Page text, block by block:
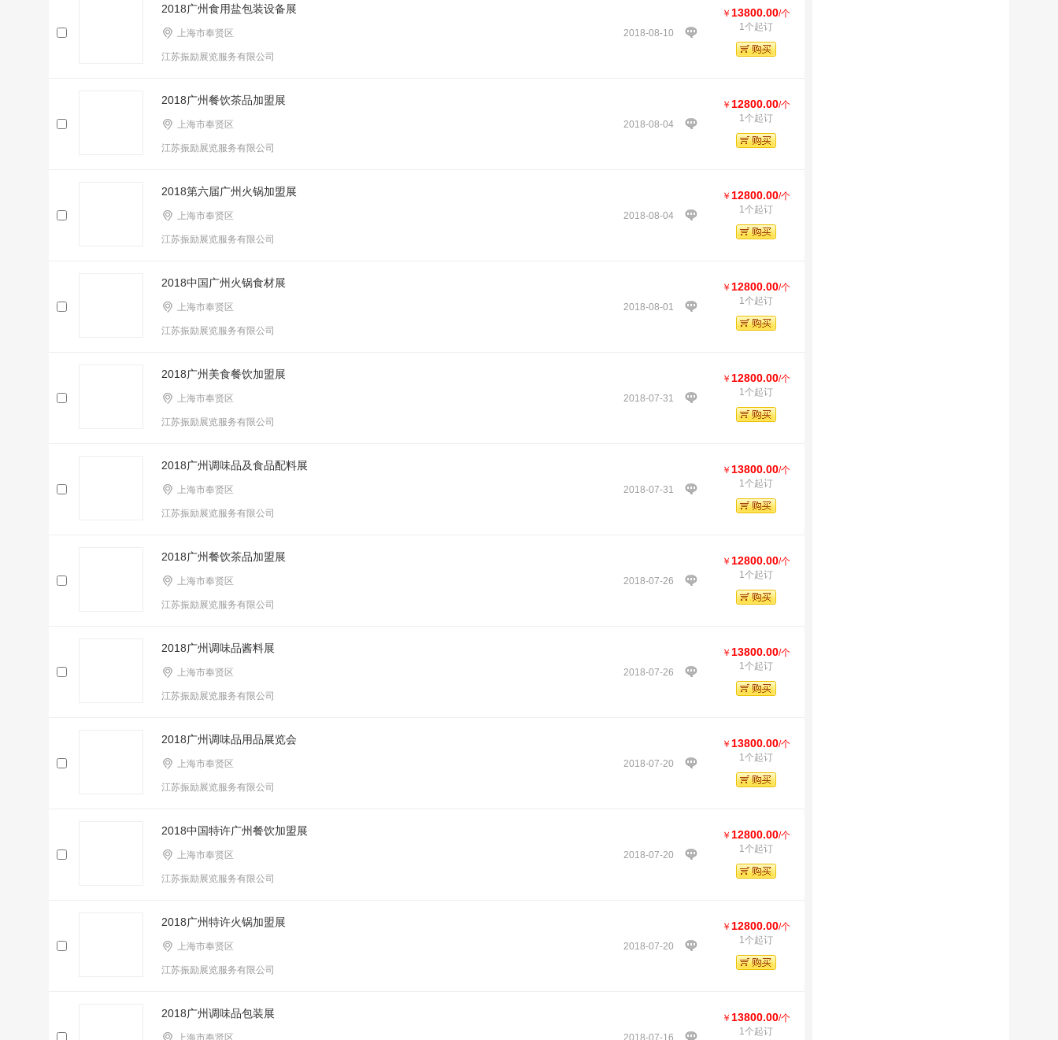
2018广州食用盐包装设备展
2018-08-10
上海市奉贤区
江苏振励展览服务有限公司
￥ 13800.00/个
1个起订
2018广州餐饮茶品加盟展
2018-08-04
上海市奉贤区
江苏振励展览服务有限公司
￥ 12800.00/个
1个起订
2018第六届广州火锅加盟展
2018-08-04
上海市奉贤区
江苏振励展览服务有限公司
￥ 12800.00/个
1个起订
2018中国广州火锅食材展
2018-08-01
上海市奉贤区
江苏振励展览服务有限公司
￥ 12800.00/个
1个起订
2018广州美食餐饮加盟展
2018-07-31
上海市奉贤区
江苏振励展览服务有限公司
￥ 12800.00/个
1个起订
2018广州调味品及食品配料展
2018-07-31
上海市奉贤区
江苏振励展览服务有限公司
￥ 13800.00/个
1个起订
2018广州餐饮茶品加盟展
2018-07-26
上海市奉贤区
江苏振励展览服务有限公司
￥ 12800.00/个
1个起订
2018广州调味品酱料展
2018-07-26
上海市奉贤区
江苏振励展览服务有限公司
￥ 13800.00/个
1个起订
2018广州调味品用品展览会
2018-07-20
上海市奉贤区
江苏振励展览服务有限公司
￥ 13800.00/个
1个起订
2018中国特许广州餐饮加盟展
2018-07-20
上海市奉贤区
江苏振励展览服务有限公司
￥ 12800.00/个
1个起订
2018广州特许火锅加盟展
2018-07-20
上海市奉贤区
江苏振励展览服务有限公司
￥ 12800.00/个
1个起订
2018广州调味品包装展
2018-07-16
上海市奉贤区
￥ 13800.00/个
1个起订